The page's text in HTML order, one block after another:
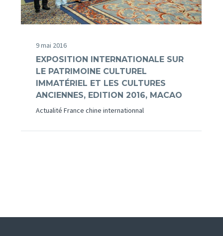
9 mai 2016
EXPOSITION INTERNATIONALE SUR
LE PATRIMOINE CULTUREL
IMMATÉRIEL ET LES CULTURES
ANCIENNES, EDITION 2016, MACAO
Actualité France chine internationnal